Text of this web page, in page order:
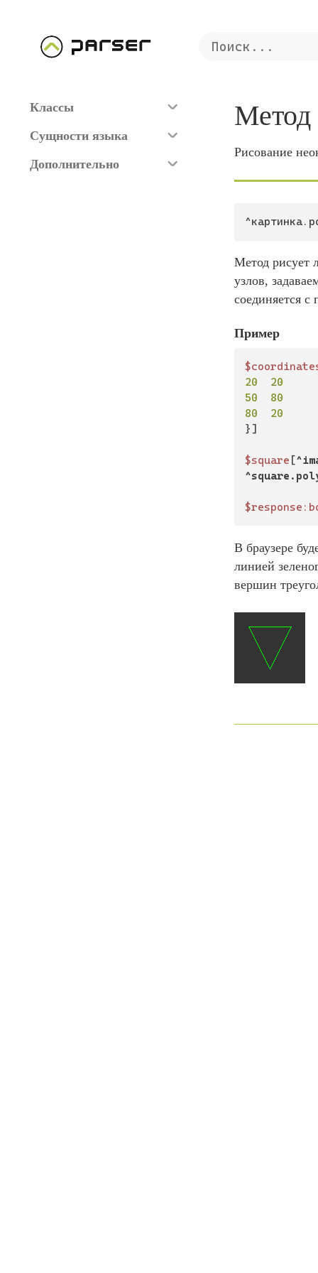
Классы
Сущности языка
Дополнительно
Метод
Рисование
Метод рисует
узлов,
соединяется с
Пример
20
20
50
80
80
20
}]
$square [
В браузере
линией
вершин